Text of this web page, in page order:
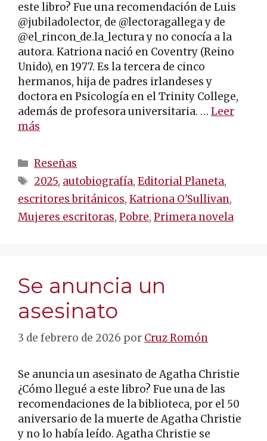
este libro? Fue una recomendación de Luis
@jubiladolector, de @lectoragallega y de
@el_rincon_de.la_lectura y no conocía a la
autora. Katriona nació en Coventry (Reino
Unido), en 1977. Es la tercera de cinco
hermanos, hija de padres irlandeses y
doctora en Psicología en el Trinity College,
además de profesora universitaria. … Leer
más
Categorías
Reseñas
Etiquetas
2025, autobiografía,Editorial Planeta,
escritores británicos, Katriona O'Sullivan,
Mujeres escritoras, Pobre, Primera novela
Se anuncia un
asesinato
3 de febrero de 2026 por Cruz Romón
Se anuncia un asesinato de Agatha Christie
¿Cómo llegué a este libro? Fue una de las
recomendaciones de la biblioteca, por el 50
aniversario de la muerte de Agatha Christie
y no lo había leído. Agatha Christie se